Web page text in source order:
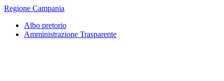
Regione Campania
Albo pretorio
Amministrazione Trasparente